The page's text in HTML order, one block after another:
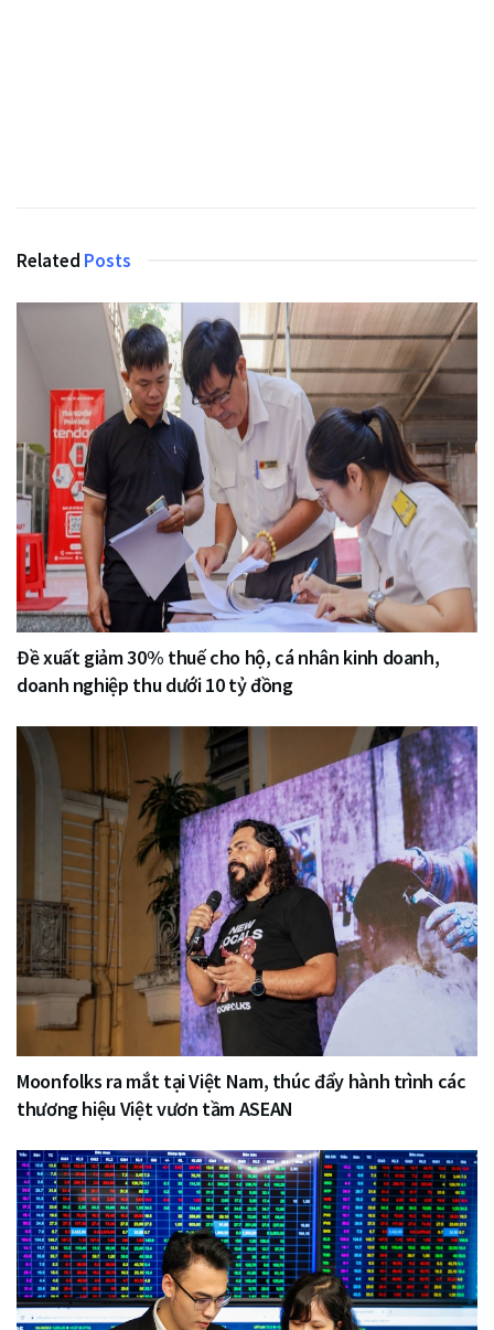
Related Posts
Đề xuất giảm 30% thuế cho hộ, cá nhân kinh doanh,
doanh nghiệp thu dưới 10 tỷ đồng
Moonfolks ra mắt tại Việt Nam, thúc đẩy hành trình các
thương hiệu Việt vươn tầm ASEAN